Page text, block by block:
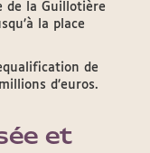
de la Guillotière
la place
de
d’euros.
et